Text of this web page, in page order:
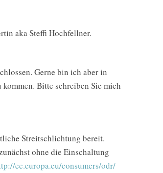
aka Steffi Hochfellner.
Gerne bin ich aber in
Bitte schreiben Sie mich
Streitschlichtung bereit.
ohne die Einschaltung
ec.europa.eu/consumers/odr/